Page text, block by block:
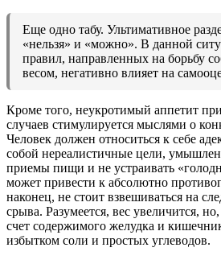
Еще одно табу. Ультимативное
«нельзя» и «можно». В данной
правил, направленных на борьбу
весом, негативно влияет на
Кроме того, неукротимый аппетит
случаев стимулируется мыслями о
Человек должен относиться к себе
собой нереалистичные цели,
приемы пищи и не устраивать
может привести к абсолютно
наконец, не стоит взвешиваться на
срыва. Разумеется, вес увеличится,
счет содержимого желудка и
избытком соли и простых углеводов.